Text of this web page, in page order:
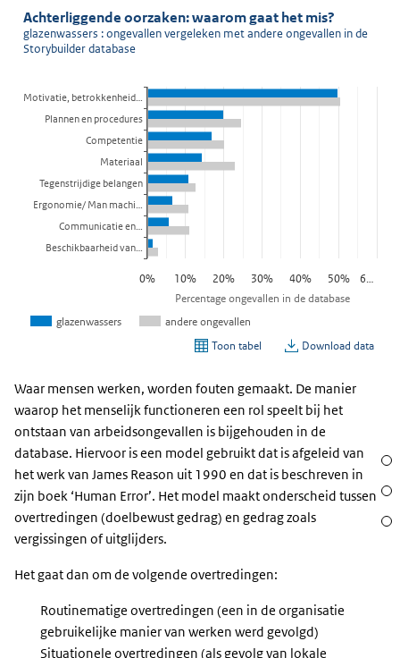
Waar mensen werken, worden fouten gemaakt. De manier
waarop het menselijk functioneren een rol speelt bij het
ontstaan van arbeidsongevallen is bijgehouden in de
database. Hiervoor is een model gebruikt dat is afgeleid van
het werk van James Reason uit 1990 en dat is beschreven in
zijn boek ‘Human Error’. Het model maakt onderscheid tussen
overtredingen (doelbewust gedrag) en gedrag zoals
vergissingen of uitglijders.
Het gaat dan om de volgende overtredingen:
Routinematige overtredingen (een in de organisatie
gebruikelijke manier van werken werd gevolgd)
Situationele overtredingen (als gevolg van lokale